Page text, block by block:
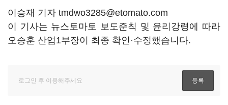
이승재 기자 tmdwo3285@etomato.com
이 기사는 뉴스토마토 보도준칙 및 윤리강령에 따라
오승훈 산업1부장이 최종 확인·수정했습니다.